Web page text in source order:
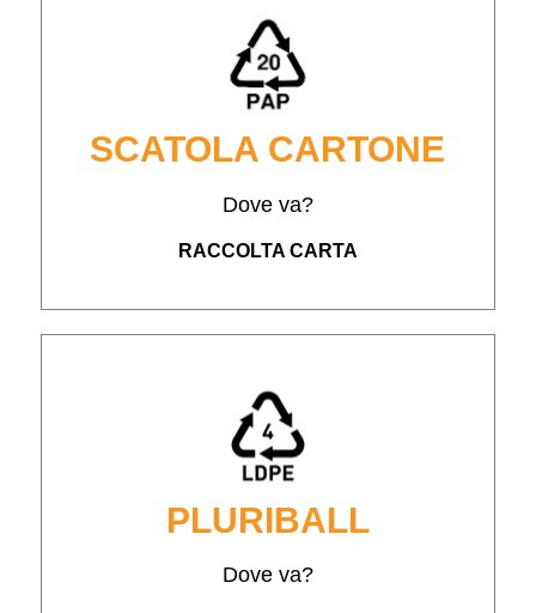
SCATOLA CARTONE
Dove va?
RACCOLTA CARTA
PLURIBALL
Dove va?